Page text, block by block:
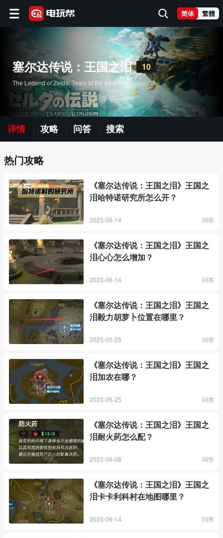
简体 繁體
塞尔达传说：王国之泪 10
The Legend of Zelda: Tears of the Kingdom
详情 攻略 问答 搜索
热门攻略
《塞尔达传说：王国之泪》王国之
泪哈特诺研究所怎么开？
2023-06-14 问答
《塞尔达传说：王国之泪》王国之
泪心心怎么增加？
2023-06-14 问答
《塞尔达传说：王国之泪》王国之
泪毅力胡萝卜位置在哪里？
2023-05-25 问答
《塞尔达传说：王国之泪》王国之
泪加农在哪？
2023-05-25 问答
《塞尔达传说：王国之泪》王国之
泪耐火药怎么配？
2023-06-08 问答
《塞尔达传说：王国之泪》王国之
泪卡卡利科村在地图哪里？
2023-06-14 问答